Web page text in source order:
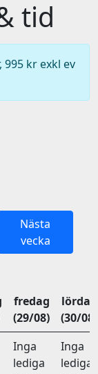
tid
kr exkl ev
Nästa
vecka
fredag
(29/08)
lördag
(30/08)
Inga
lediga
Inga
lediga